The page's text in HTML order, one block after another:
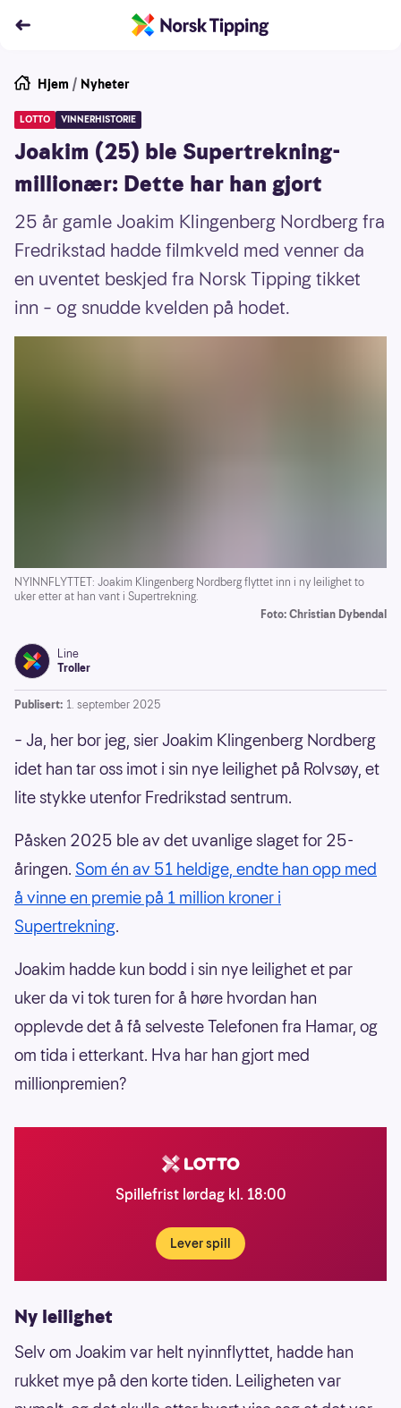
Hjem / Nyheter
LOTTO VINNERHISTORIE
Joakim (25) ble Supertrekning-
millionær: Dette har han gjort
25 år gamle Joakim Klingenberg Nordberg fra
Fredrikstad hadde filmkveld med venner da
en uventet beskjed fra Norsk Tipping tikket
inn – og snudde kvelden på hodet.
NYINNFLYTTET: Joakim Klingenberg Nordberg flyttet inn i ny leilighet to
uker etter at han vant i Supertrekning.
Foto: Christian Dybendal
Line
Troller
Publisert: 1. september 2025
– Ja, her bor jeg, sier Joakim Klingenberg Nordberg
idet han tar oss imot i sin nye leilighet på Rolvsøy, et
lite stykke utenfor Fredrikstad sentrum.
Påsken 2025 ble av det uvanlige slaget for 25-
åringen. Som én av 51 heldige, endte han opp med
å vinne en premie på 1 million kroner i
Supertrekning.
Joakim hadde kun bodd i sin nye leilighet et par
uker da vi tok turen for å høre hvordan han
opplevde det å få selveste Telefonen fra Hamar, og
om tida i etterkant. Hva har han gjort med
millionpremien?
Spillefrist lørdag kl. 18:00
Lever spill
Ny leilighet
Selv om Joakim var helt nyinnflyttet, hadde han
rukket mye på den korte tiden. Leiligheten var